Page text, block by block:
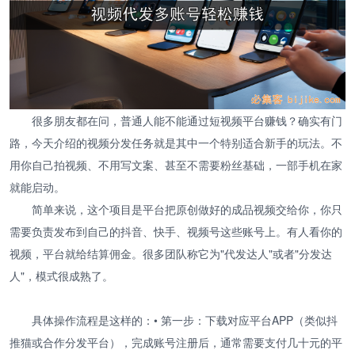
很多朋友都在问，普通人能不能通过短视频平台赚钱？确实有门
路，今天介绍的视频分发任务就是其中一个特别适合新手的玩法。不
用你自己拍视频、不用写文案、甚至不需要粉丝基础，一部手机在家
就能启动。
简单来说，这个项目是平台把原创做好的成品视频交给你，你只
需要负责发布到自己的抖音、快手、视频号这些账号上。有人看你的
视频，平台就给结算佣金。很多团队称它为"代发达人"或者"分发达
人"，模式很成熟了。
具体操作流程是这样的：• 第一步：下载对应平台APP（类似抖
推猫或合作分发平台），完成账号注册后，通常需要支付几十元的平